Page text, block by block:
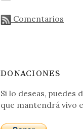
Comentarios
DONACIONES
Si lo deseas, puedes
que mantendrá vivo